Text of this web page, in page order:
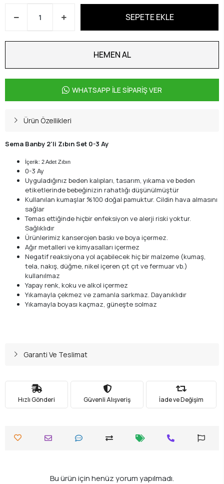
SEPETE EKLE
HEMEN AL
WHATSAPP İLE SİPARİŞ VER
Ürün Özellikleri
Sema Banby 2'li Zıbın Set 0-3 Ay
İçerik: 2 Adet Zıbın
0-3 Ay
Uyguladığınız beden kalıpları, tasarım, yıkama ve beden
etiketlerinde bebeğinizin rahatlığı düşünülmüştür
Kullanılan kumaşlar %100 doğal pamuktur. Cildin hava almasını
sağlar
Temas ettiğinde hiçbir enfeksiyon ve alerji riski yoktur.
Sağlıklıdır
Ürünlerimiz kanserojen baskı ve boya içermez.
Ağır metalleri ve kimyasalları içermez
Negatif reaksiyona yol açabilecek hiç bir malzeme (kumaş,
tela, nakış, düğme, nikel içeren çıt çıt ve fermuar vb.)
kullanılmaz
Yapay renk, koku ve alkol içermez
Yıkamayla çekmez ve zamanla sarkmaz. Dayanıklıdır
Yıkamayla boyası kaçmaz, güneşte solmaz
Garanti Ve Teslimat
Hızlı Gönderi Güvenli Alışveriş İade ve Değişim
Bu ürün için henüz yorum yapılmadı.